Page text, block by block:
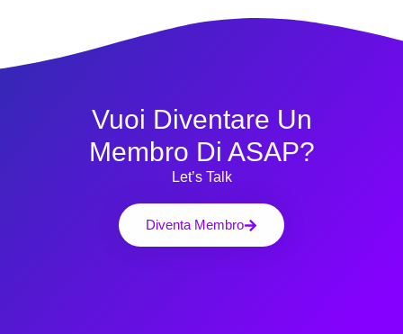
Vuoi Diventare Un
Membro Di ASAP?
Let’s Talk
Diventa Membro